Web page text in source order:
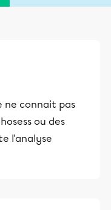
ne connait pas
ou des
l'analyse